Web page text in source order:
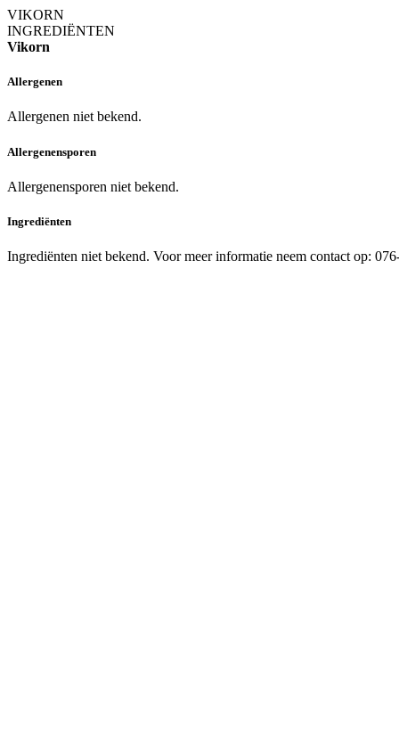
VIKORN
INGREDIËNTEN
Vikorn
Allergenen
Allergenen niet bekend.
Allergenensporen
Allergenensporen niet bekend.
Ingrediënten
Ingrediënten niet bekend. Voor meer informatie neem contact op: